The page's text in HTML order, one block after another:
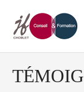
Accueil